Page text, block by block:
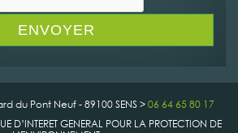
du Pont Neuf - 89100 SENS >06 64 65 80 17
D’INTERET GENERAL POUR LA PROTECTION DE